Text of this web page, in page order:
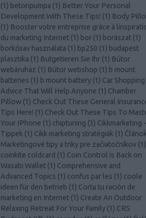
(1) betonpumpa (1) Better Your Personal
Development With These Tips! (1) Body
(1) Booster votre entreprise grâce à
du marketing Internet (1) bor (1) borászat (1)
borkősav használata (1) bp250 (1) budapest
plasztika (1) Butgetieren Sie Ihr (1) Bútor
webáruház (1) Bútor webshop (1) b mount
batteries (1) b mount battery (1) Car Shopping
Advice That Will Help Anyone (1) Chamber
Pillow (1) Check Out These General
Tips Here! (1) Check Out These Tips To
Your IPhone (1) chiptuning (3) Cikkmarketing -
Tippek (1) Cikk marketing stratégiák (1)
Marketingové tipy a triky pre začiatočníkov (1)
coinkite coldcard (1) Coin Control is Back on
Wasabi Wallet (1) Comprehensive and
Advanced Topics (1) confus par les (1) coole
ideen für den betrieb (1) Corta tu ración de
marketing en Internet (1) Create An Outdoor
Relaxing Retreat For Your Family (1) CRS